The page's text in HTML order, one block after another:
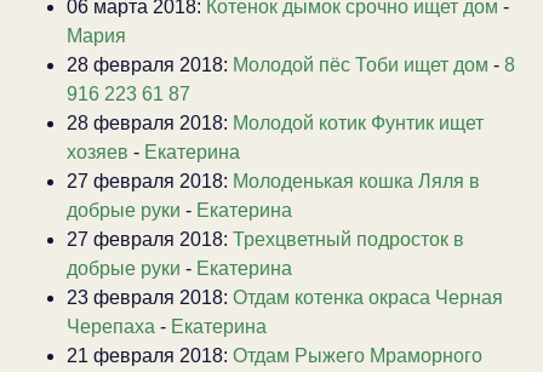
06 марта 2018: Котенок дымок срочно ищет дом -
Мария
28 февраля 2018: Молодой пёс Тоби ищет дом - 8
916 223 61 87
28 февраля 2018: Молодой котик Фунтик ищет
хозяев - Екатерина
27 февраля 2018: Молоденькая кошка Ляля в
добрые руки - Екатерина
27 февраля 2018: Трехцветный подросток в
добрые руки - Екатерина
23 февраля 2018: Отдам котенка окраса Черная
Черепаха - Екатерина
21 февраля 2018: Отдам Рыжего Мраморного